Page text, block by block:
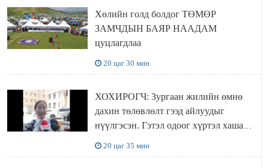
Хөлийн голд болдог ТӨМӨР
ЗАМЧДЫН БАЯР НААДАМ
цуцлагдлаа
20 цаг 30 мин
ХОХИРОГЧ: Зургаан жилийн өмнө
дахин төлөвлөлт гээд айлуудыг
нүүлгэсэн. Гэтэл одоог хүртэл хашаа
20 цаг 35 мин